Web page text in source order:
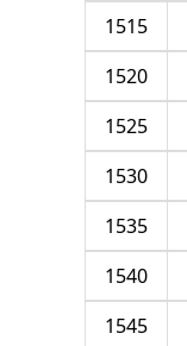
1515
1520
1525
1530
1535
1540
1545